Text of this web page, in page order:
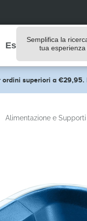
Esplora
Semplifica la
tua
ordini superiori a €29,95.
Alimentazione e Supporti